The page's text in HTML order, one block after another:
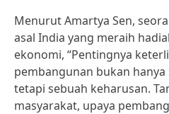
Menurut Amartya Sen,
asal India yang meraih
ekonomi, “Pentingnya
pembangunan bukan
tetapi sebuah keharusan.
masyarakat, upaya